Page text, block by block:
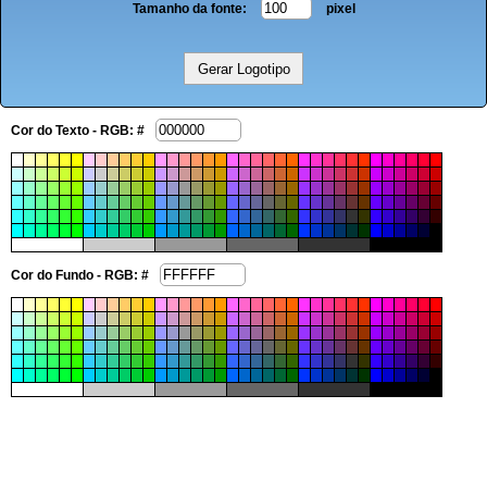
Tamanho da fonte: pixel
Cor do Texto - RGB: #
Cor do Fundo - RGB: #